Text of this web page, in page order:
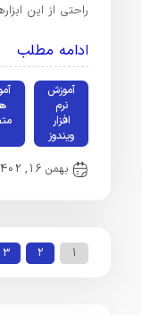
راحتی از این
ادامه مطلب
آموزش
نرم
افزار
ویندوز
بهمن 16, 1402
1
2
3